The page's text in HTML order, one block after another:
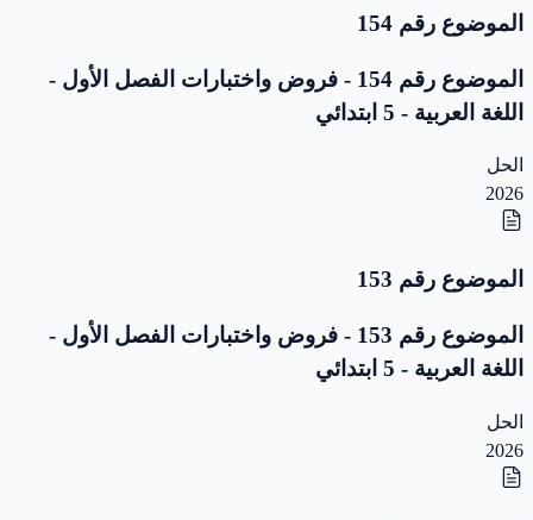
الموضوع رقم 154
الموضوع رقم 154 - فروض واختبارات الفصل الأول -
اللغة العربية - 5 ابتدائي
الحل
2026
الموضوع رقم 153
الموضوع رقم 153 - فروض واختبارات الفصل الأول -
اللغة العربية - 5 ابتدائي
الحل
2026